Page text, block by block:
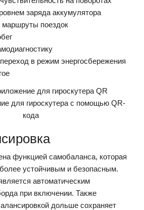
заряда аккумулятора
поездок
в режим энергосбережения
для гироскутера с помощью QR-
кода
функцией самобаланса, которая
более устойчивым и безопасным.
автоматическим
при включении. Также
дольше сохраняет